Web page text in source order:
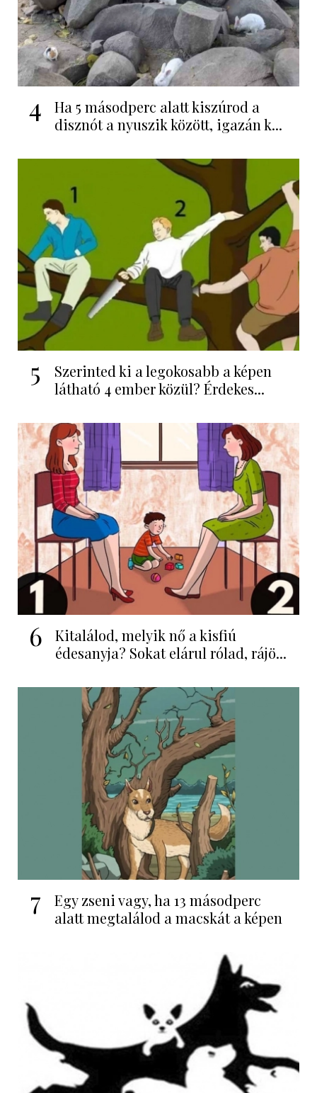
4
Ha 5 másodperc alatt kiszúrod a
disznót a nyuszik között, igazán k...
5
Szerinted ki a legokosabb a képen
látható 4 ember közül? Érdekes...
6
Kitalálod, melyik nő a kisfiú
édesanyja? Sokat elárul rólad, rájö...
7
Egy zseni vagy, ha 13 másodperc
alatt megtalálod a macskát a képen